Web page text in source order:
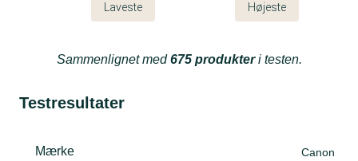
Laveste Højeste
Sammenlignet med675 produkteri testen.
Testresultater
Mærke Canon